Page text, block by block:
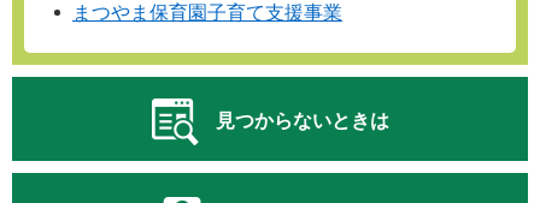
まつやま保育園子育て支援事業
見つからないときは